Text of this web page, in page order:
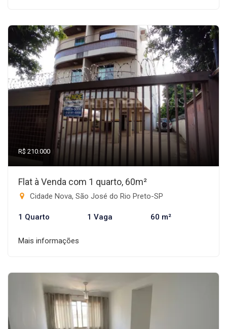
R$ 210.000
Flat à Venda com 1 quarto, 60m²
Cidade Nova, São José do Rio Preto-SP
1 Quarto 1 Vaga 60 m²
Mais informações